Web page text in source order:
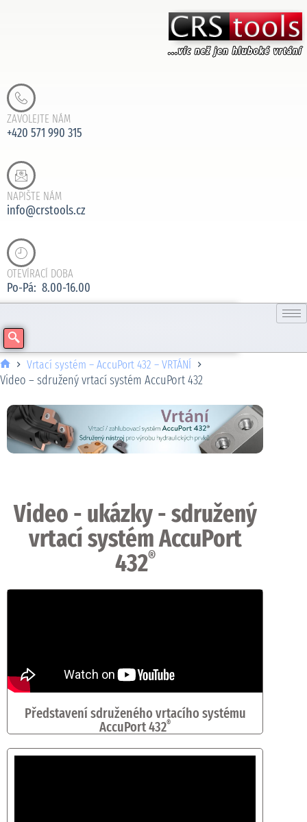
ZAVOLEJTE NÁM
+420 571 990 315
NAPIŠTE NÁM
info@crstools.cz
OTEVÍRACÍ DOBA
Po-Pá: 8.00-16.00
Vrtací systém – AccuPort 432 – VRTÁNÍ
Video – sdružený vrtací systém AccuPort 432
Video - ukázky - sdružený
vrtací systém AccuPort
432®
Představení sdruženého vrtacího systému
AccuPort 432®